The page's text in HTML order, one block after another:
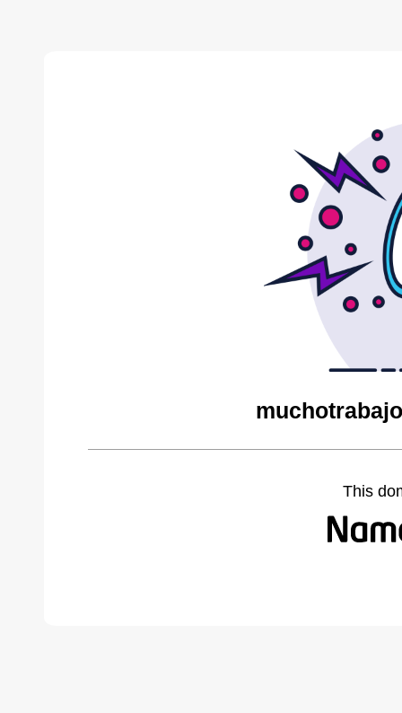
This